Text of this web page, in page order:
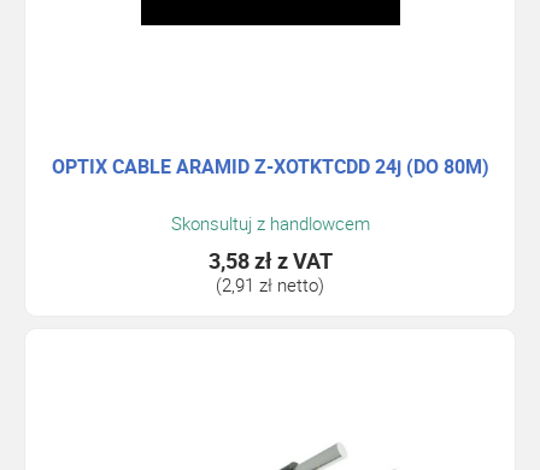
OPTIX CABLE ARAMID Z-XOTKTCDD 24j (DO 80M)
Skonsultuj z handlowcem
3,58 złz VAT
(2,91 zł netto)